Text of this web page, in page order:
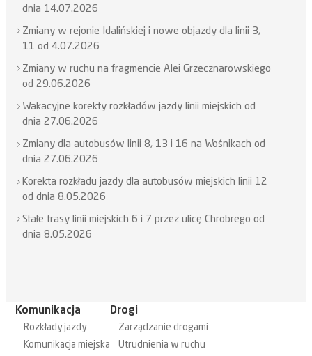
dnia 14.07.2026
Zmiany w rejonie Idalińskiej i nowe objazdy dla linii 3,
11 od 4.07.2026
Zmiany w ruchu na fragmencie Alei Grzecznarowskiego
od 29.06.2026
Wakacyjne korekty rozkładów jazdy linii miejskich od
dnia 27.06.2026
Zmiany dla autobusów linii 8, 13 i 16 na Wośnikach od
dnia 27.06.2026
Korekta rozkładu jazdy dla autobusów miejskich linii 12
od dnia 8.05.2026
Stałe trasy linii miejskich 6 i 7 przez ulicę Chrobrego od
dnia 8.05.2026
Komunikacja
Rozkłady jazdy
Komunikacja miejska
Drogi
Zarządzanie drogami
Utrudnienia w ruchu